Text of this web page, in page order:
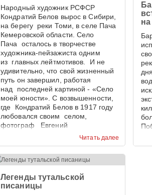
Читать далее
Народный художник РСФСР
Кондратий Белов вырос в Сибири,
на берегу реки Томи, в селе Пача
Кемеровской области. Село
Пача осталось в творчестве
художника-пейзажиста одним
из главных лейтмотивов. И не
удивительно, что свой жизненный
путь он завершил, работая
над последней картиной - «Село
моей юности». С возвышенности,
где Кондратий Белов в 1917 году
любовался своим селом,
фотограф Евгений
Тамбовцев запечатлел панораму
приходиться признать, что 100 лет
назад сельская улица,
красивее.
Легенды тутальской
писаницы